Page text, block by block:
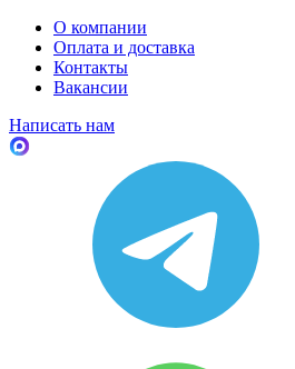
О компании
Оплата и доставка
Контакты
Вакансии
Написать нам